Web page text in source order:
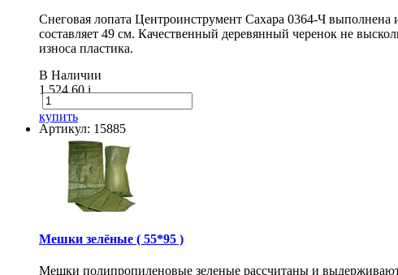
Снеговая лопата Центроинструмент Сахара 0364-Ч выполнена
составляет 49 см. Качественный деревянный черенок не
износа пластика.
В Наличии
1 524.60i
купить
Артикул: 15885
Мешки зелёные ( 55*95 )
Мешки полипропиленовые зеленые рассчитаны и